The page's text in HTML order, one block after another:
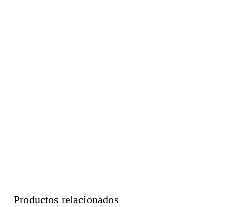
Productos relacionados